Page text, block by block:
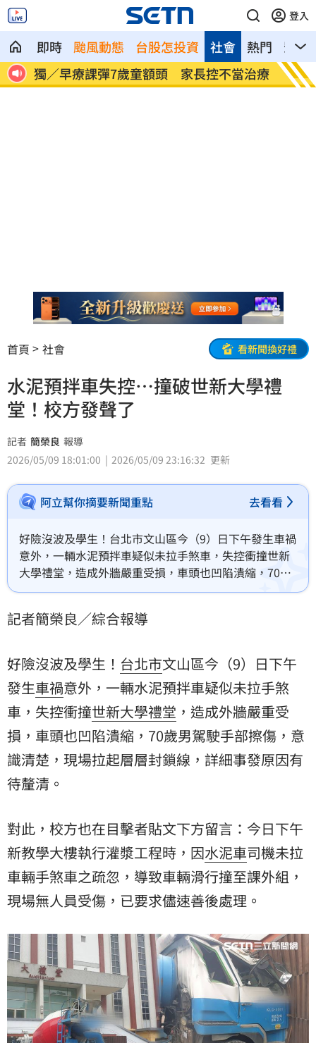
登入
即時 颱風動態 台股怎投資 熱門 影音
社會
控不當治療 AKIRA開唱藏彩蛋！兒子首度驚喜獻
「聲」
首頁 社會 看新聞換好禮
水泥預拌車失控…撞破世新大學禮
堂！校方發聲了
記者 簡榮良 報導
2026/05/09 18:01:00
2026/05/09 23:16:32 更新
阿立幫你摘要新聞重點 去看看
好險沒波及學生！台北市文山區今（9）日下午發生車禍
意外，一輛水泥預拌車疑似未拉手煞車，失控衝撞世新
大學禮堂，造成外牆嚴重受損，車頭也凹陷潰縮，70歲
男駕駛手部擦傷，意識清楚，現場拉起層層封鎖線，詳
記者簡榮良／綜合報導
好險沒波及學生！ 台北市文山區今（9）日下午
發生車禍意外，一輛水泥預拌車疑似未拉手煞
車，失控衝撞世新大學禮堂 ，造成外牆嚴重受
損，車頭也凹陷潰縮，70歲男駕駛手部擦傷，意
識清楚，現場拉起層層封鎖線，詳細事發原因有
待釐清。
對此，校方也在目擊者貼文下方留言：今日下午
新教學大樓執行灌漿工程時，因水泥車司機未拉
車輛手煞車之疏忽，導致車輛滑行撞至課外組，
現場無人員受傷，已要求儘速善後處理。